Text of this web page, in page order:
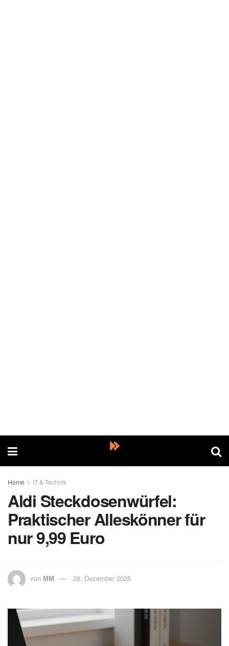
Home IT & Technik
Aldi Steckdosenwürfel:
Praktischer Alleskönner für
nur 9,99 Euro
von MM 28. Dezember 2025